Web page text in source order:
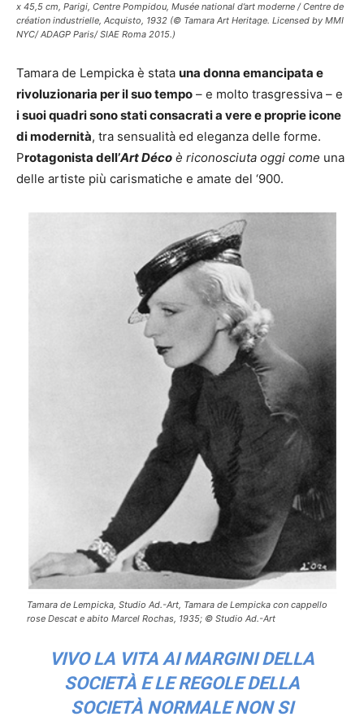
x 45,5 cm, Parigi, Centre Pompidou, Musée national d’art moderne / Centre de
création industrielle, Acquisto, 1932 (© Tamara Art Heritage. Licensed by MMI
NYC/ ADAGP Paris/ SIAE Roma 2015.)
Tamara de Lempicka è stata una donna emancipata e
rivoluzionaria per il suo tempo – e molto trasgressiva – e
i suoi quadri sono stati consacrati a vere e proprie icone
di modernità, tra sensualità ed eleganza delle forme.
Protagonista dell’Art Déco è riconosciuta oggi come una
delle artiste più carismatiche e amate del ‘900.
Tamara de Lempicka, Studio Ad.-Art, Tamara de Lempicka con cappello
rose Descat e abito Marcel Rochas, 1935; © Studio Ad.-Art
VIVO LA VITA AI MARGINI DELLA
SOCIETÀ E LE REGOLE DELLA
SOCIETÀ NORMALE NON SI